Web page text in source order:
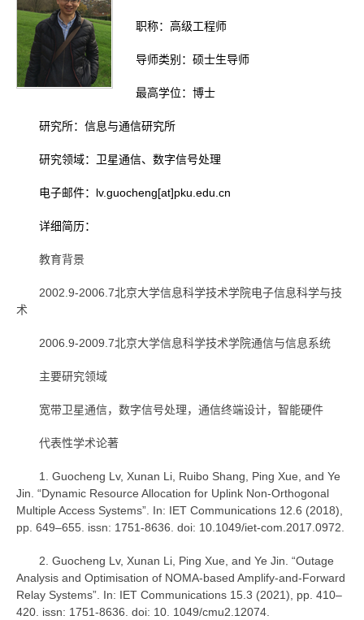
职称：高级工程师
导师类别：硕士生导师
最高学位：博士
研究所：信息与通信研究所
研究领域：卫星通信、数字信号处理
电子邮件：lv.guocheng[at]pku.edu.cn
详细简历：
教育背景
2002.9-2006.7北京大学信息科学技术学院电子信息科学与技
术
2006.9-2009.7北京大学信息科学技术学院通信与信息系统
主要研究领域
宽带卫星通信，数字信号处理，通信终端设计，智能硬件
代表性学术论著
1. Guocheng Lv, Xunan Li, Ruibo Shang, Ping Xue, and Ye
Jin. “Dynamic Resource Allocation for Uplink Non-Orthogonal
Multiple Access Systems”. In: IET Communications 12.6 (2018),
pp. 649–655. issn: 1751-8636. doi: 10.1049/iet-com.2017.0972.
2. Guocheng Lv, Xunan Li, Ping Xue, and Ye Jin. “Outage
Analysis and Optimisation of NOMA-based Amplify-and-Forward
Relay Systems”. In: IET Communications 15.3 (2021), pp. 410–
420. issn: 1751-8636. doi: 10. 1049/cmu2.12074.